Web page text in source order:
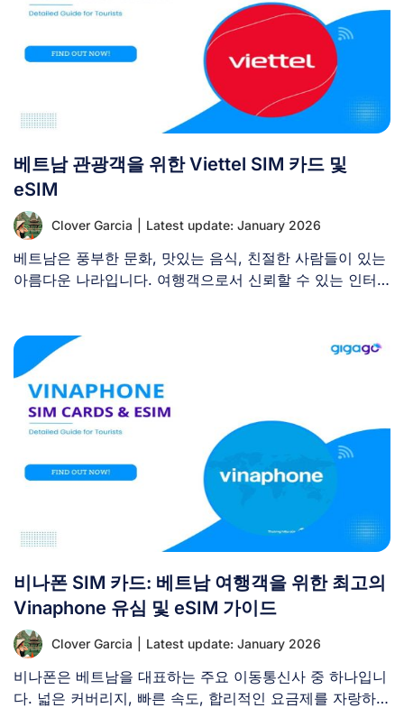
베트남 관광객을 위한 Viettel SIM 카드 및
eSIM
Clover Garcia Latest update: January 2026
베트남은 풍부한 문화, 맛있는 음식, 친절한 사람들이 있는
아름다운 나라입니다. 여행객으로서 신뢰할 수 있는 인터
비나폰 SIM 카드: 베트남 여행객을 위한 최고의
Vinaphone 유심 및 eSIM 가이드
Clover Garcia Latest update: January 2026
비나폰은 베트남을 대표하는 주요 이동통신사 중 하나입니
다. 넓은 커버리지, 빠른 속도, 합리적인 요금제를 자랑하는